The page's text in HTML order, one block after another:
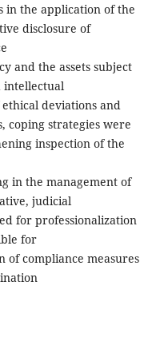
in the application of the
disclosure of
and the assets subject
intellectual
deviations and
coping strategies were
inspection of the
in the management of
judicial
for professionalization
for
of compliance measures